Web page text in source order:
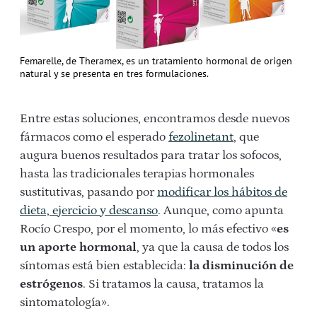
Femarelle, de Theramex, es un tratamiento hormonal de origen
natural y se presenta en tres formulaciones.
Entre estas soluciones, encontramos desde nuevos
fármacos como el esperado fezolinetant, que
augura buenos resultados para tratar los sofocos,
hasta las tradicionales terapias hormonales
sustitutivas, pasando por modificar los hábitos de
dieta, ejercicio y descanso. Aunque, como apunta
Rocío Crespo, por el momento, lo más efectivo «es
un aporte hormonal, ya que la causa de todos los
síntomas está bien establecida: la disminución de
estrógenos. Si tratamos la causa, tratamos la
sintomatología».